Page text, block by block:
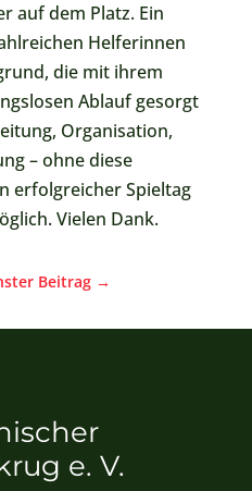
auf dem Platz. Ein
Helferinnen
die mit ihrem
Ablauf gesorgt
Organisation,
– ohne diese
erfolgreicher Spieltag
Vielen Dank.
Beitrag→
e. V.